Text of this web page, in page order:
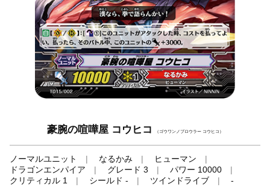
豪腕の喧嘩屋 コウヒコ （ゴウワンノブロウラー コウヒコ）
ノーマルユニット なるかみ
ヒューマン
ドラゴンエンパイア
グレード 3
パワー 10000
クリティカル 1
シールド - ツインドライブ -